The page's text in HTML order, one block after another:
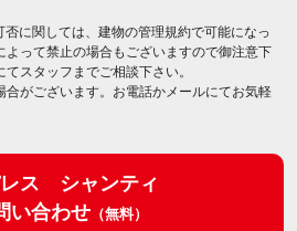
に関しては、建物の管理規約で可能になっ
って禁止の場合もございますので御注意下
スタッフまでご相談下さい。
がございます。お電話かメールにてお気軽
レス シャンティ
い合わせ （無料）